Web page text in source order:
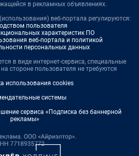
в рекламных объявлениях.
веб-портала регулируются:
пользователя
характеристик ПО
веб-портала и политикой
персональных данных
в виде интернет-сервиса, специальные
стороне пользователя не требуются
использования cookies
системы
сервиса «Подписка без баннерной
рекламы»